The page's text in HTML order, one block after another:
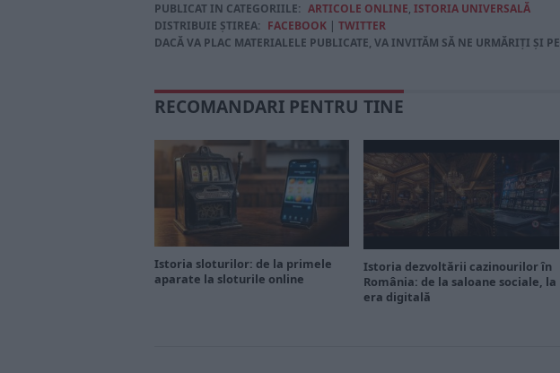
PUBLICAT IN CATEGORIILE: ARTICOLE ONLINE, ISTORIA UNIVERSALĂ
DISTRIBUIE ȘTIREA: FACEBOOK | TWITTER
DACĂ VA PLAC MATERIALELE PUBLICATE, VA INVITĂM SĂ NE URMĂRIȚI ȘI PE
RECOMANDARI PENTRU TINE
Istoria sloturilor: de la primele
aparate la sloturile online
Istoria dezvoltării cazinourilor în
România: de la saloane sociale, la
era digitală